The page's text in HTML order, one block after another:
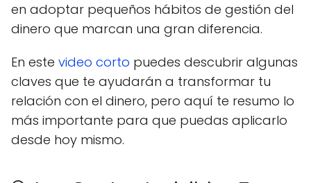
en adoptar pequeños hábitos de gestión del
dinero que marcan una gran diferencia.
En este video corto puedes descubrir algunas
claves que te ayudarán a transformar tu
relación con el dinero, pero aquí te resumo lo
más importante para que puedas aplicarlo
desde hoy mismo.